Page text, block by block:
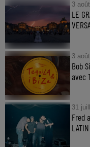
3
LE
3
Bob
avec
31
Fred